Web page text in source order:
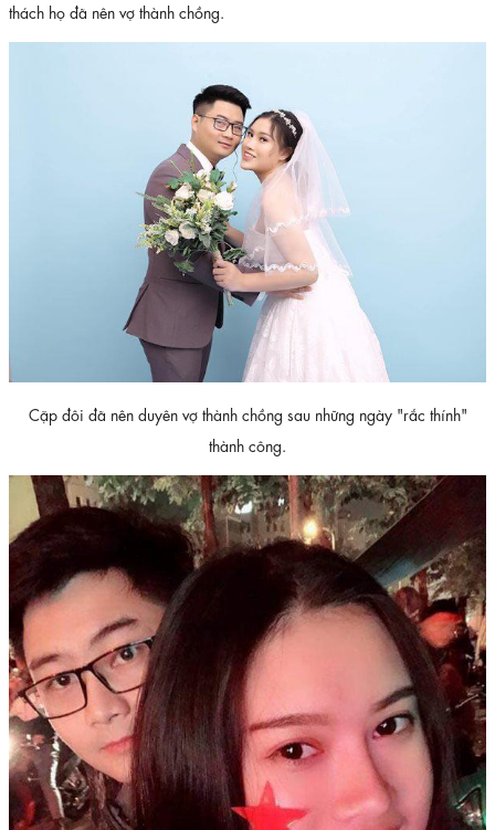
thách họ đã nên vợ thành chồng.
Cặp đôi đã nên duyên vợ thành chồng sau những ngày "rắc thính"
thành công.